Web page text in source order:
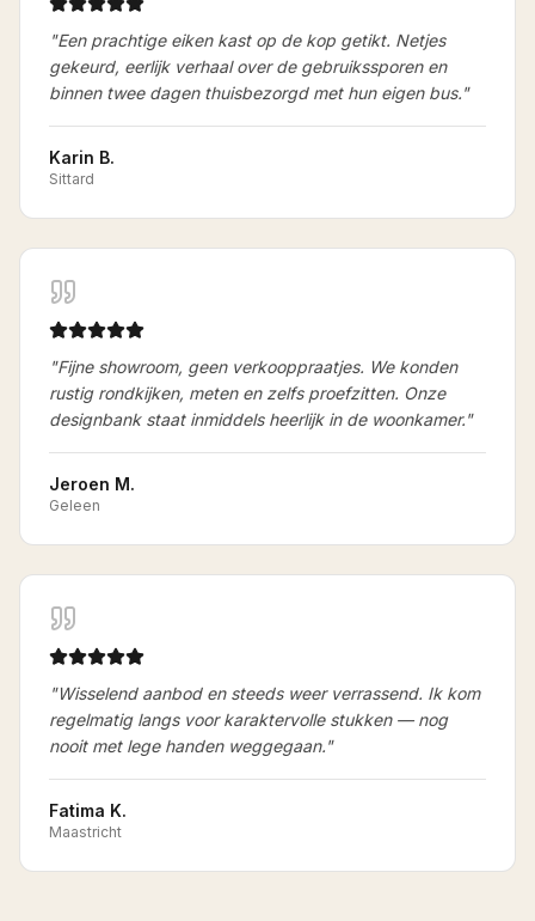
"Een prachtige eiken kast op de kop getikt. Netjes
gekeurd, eerlijk verhaal over de gebruikssporen en
binnen twee dagen thuisbezorgd met hun eigen bus."
Karin B.
Sittard
"Fijne showroom, geen verkooppraatjes. We konden
rustig rondkijken, meten en zelfs proefzitten. Onze
designbank staat inmiddels heerlijk in de woonkamer."
Jeroen M.
Geleen
"Wisselend aanbod en steeds weer verrassend. Ik kom
regelmatig langs voor karaktervolle stukken — nog
nooit met lege handen weggegaan."
Fatima K.
Maastricht